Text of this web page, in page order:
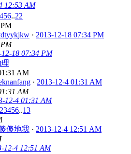
12:53 AM
456..22
· 2013-12-18 07:34 PM
12-18 07:34 PM
AM
· 2013-12-4 01:31 AM
AM
12-4 01:31 AM
23456..13
傻地我 · 2013-12-4 12:51 AM
12-4 12:51 AM